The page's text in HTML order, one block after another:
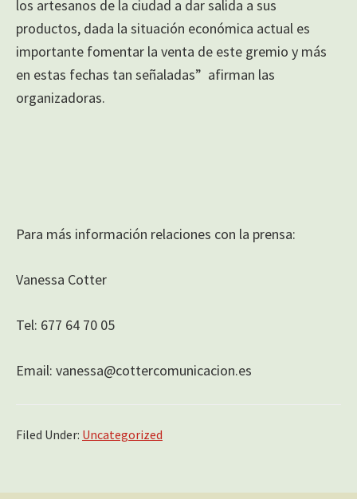
los artesanos de la ciudad a dar salida a sus
productos, dada la situación económica actual es
importante fomentar la venta de este gremio y más
en estas fechas tan señaladas” afirman las
organizadoras.
Para más información relaciones con la prensa:
Vanessa Cotter
Tel: 677 64 70 05
Email: vanessa@cottercomunicacion.es
Filed Under: Uncategorized